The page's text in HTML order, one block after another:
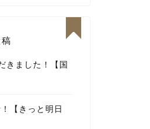
きました！【国
【きっと明日